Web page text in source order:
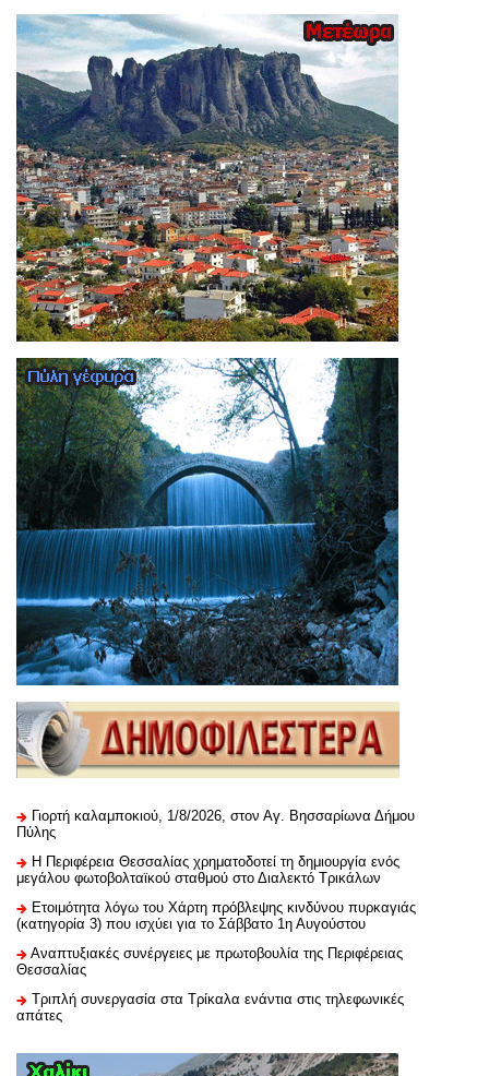
Γιορτή καλαμποκιού, 1/8/2026, στον Αγ. Βησσαρίωνα Δήμου
Πύλης
H Περιφέρεια Θεσσαλίας χρηματοδοτεί τη δημιουργία ενός
μεγάλου φωτοβολταϊκού σταθμού στο Διαλεκτό Τρικάλων
Ετοιμότητα λόγω του Χάρτη πρόβλεψης κινδύνου πυρκαγιάς
(κατηγορία 3) που ισχύει για το Σάββατο 1η Αυγούστου
Αναπτυξιακές συνέργειες με πρωτοβουλία της Περιφέρειας
Θεσσαλίας
Τριπλή συνεργασία στα Τρίκαλα ενάντια στις τηλεφωνικές
απάτες